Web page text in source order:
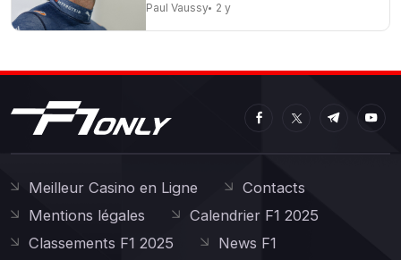
Paul Vaussy 2 y
Meilleur Casino en Ligne
Contacts
Mentions légales
Calendrier F1 2025
Classements F1 2025
News F1